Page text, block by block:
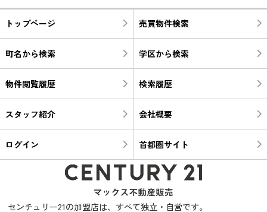
トップページ 売買物件検索
町名から検索 学区から検索
物件閲覧履歴 検索履歴
スタッフ紹介 会社概要
ログイン 首都圏サイト
センチュリー21の加盟店は、すべて独立・自営です。